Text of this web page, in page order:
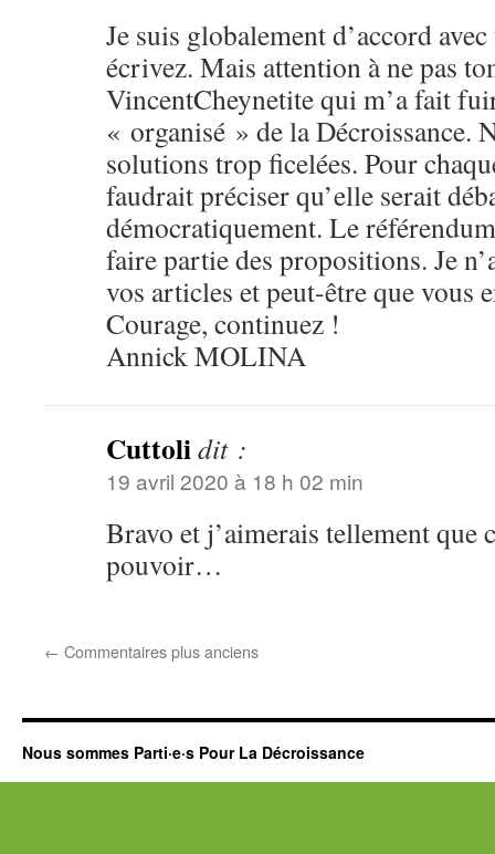
Je suis globalement d’accord
écrivez. Mais attention à ne pas
VincentCheynetite qui m’a fait
« organisé » de la Décroissance.
solutions trop ficelées. Pour
faudrait préciser qu’elle serait
démocratiquement. Le
faire partie des propositions. Je
vos articles et peut-être que vous
Courage, continuez !
Annick MOLINA
Cuttolidit :
19 avril 2020 à 18 h 02 min
Bravo et j’aimerais tellement que
pouvoir…
← Commentaires plus anciens
Nous sommes Parti·e·s Pour La Décroissance